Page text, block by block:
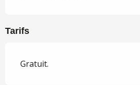
Tarifs
Gratuit.